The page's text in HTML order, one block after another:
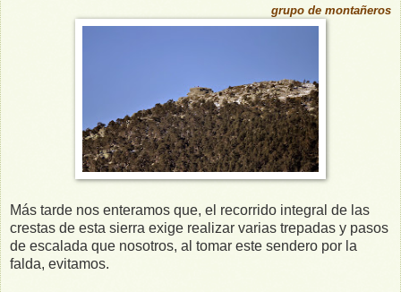
grupo de montañeros
Más tarde nos enteramos que, el recorrido integral de las
crestas de esta sierra exige realizar varias trepadas y pasos
de escalada que nosotros, al tomar este sendero por la
falda, evitamos.